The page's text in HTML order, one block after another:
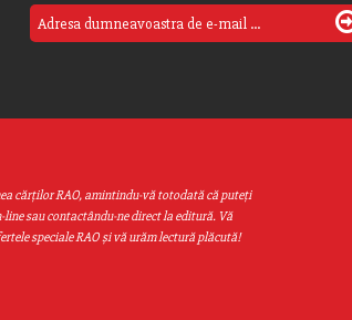
cărţilor RAO, amintindu-vă totodată că puteţi
sau contactându-ne direct la editură. Vă
speciale RAO şi vă urăm lectură plăcută!